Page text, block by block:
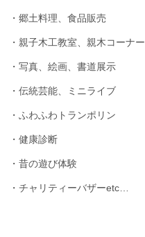
・郷土料理、食品販売
・親子木工教室、親木コーナー
・写真、絵画、書道展示
・伝統芸能、ミニライブ
・ふわふわトランポリン
・健康診断
・昔の遊び体験
・チャリティーバザーetc…